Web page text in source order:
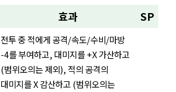
효과 SP
전투 중 적에게 공격/속도/수비/마방
-4를 부여하고, 대미지를 +X 가산하고
(범위오의는 제외), 적의 공격의
대미지를 X 감산하고 (범위오의는